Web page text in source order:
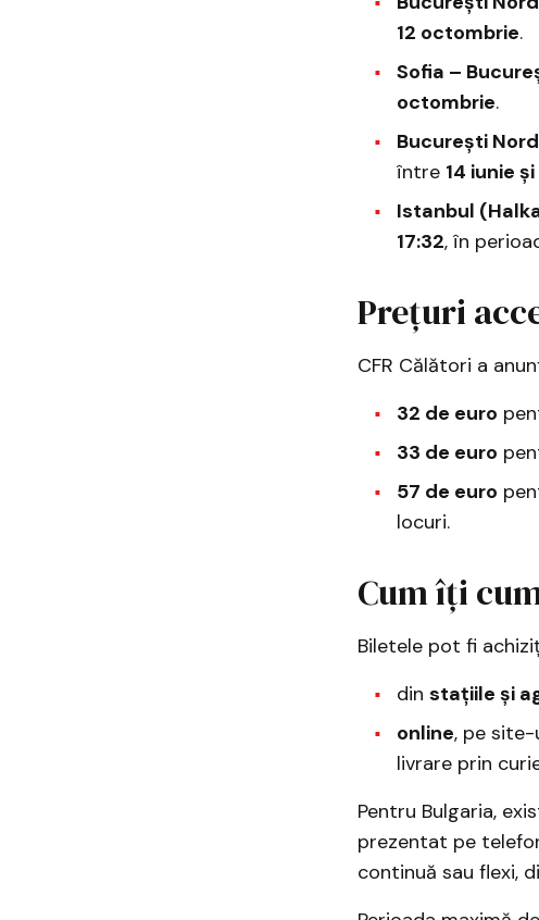
12 octombrie.
Sofia –
octombrie.
București
între 14 iunie
Istanbul
17:32, în
Prețuri
CFR Călători a
32 de euro
33 de euro
57 de euro
locuri.
Cum îți
Biletele pot fi
din stațiile și
online, pe
livrare prin
Pentru Bulgaria,
prezentat pe
continuă sau flexi,